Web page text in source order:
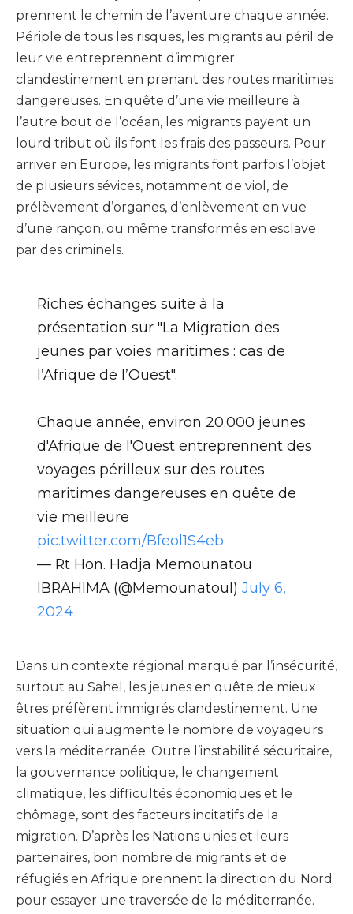
prennent le chemin de l’aventure chaque année.
Périple de tous les risques, les migrants au péril de
leur vie entreprennent d’immigrer
clandestinement en prenant des routes maritimes
dangereuses. En quête d’une vie meilleure à
l’autre bout de l’océan, les migrants payent un
lourd tribut où ils font les frais des passeurs. Pour
arriver en Europe, les migrants font parfois l’objet
de plusieurs sévices, notamment de viol, de
prélèvement d’organes, d’enlèvement en vue
d’une rançon, ou même transformés en esclave
par des criminels.
Riches échanges suite à la
présentation sur "La Migration des
jeunes par voies maritimes : cas de
l’Afrique de l’Ouest".
Chaque année, environ 20.000 jeunes
d'Afrique de l'Ouest entreprennent des
voyages périlleux sur des routes
maritimes dangereuses en quête de
vie meilleure
pic.twitter.com/Bfeol1S4eb
— Rt Hon. Hadja Memounatou
IBRAHIMA (@MemounatouI) July 6,
2024
Dans un contexte régional marqué par l’insécurité,
surtout au Sahel, les jeunes en quête de mieux
êtres préfèrent immigrés clandestinement. Une
situation qui augmente le nombre de voyageurs
vers la méditerranée. Outre l’instabilité sécuritaire,
la gouvernance politique, le changement
climatique, les difficultés économiques et le
chômage, sont des facteurs incitatifs de la
migration. D’après les Nations unies et leurs
partenaires, bon nombre de migrants et de
réfugiés en Afrique prennent la direction du Nord
pour essayer une traversée de la méditerranée.